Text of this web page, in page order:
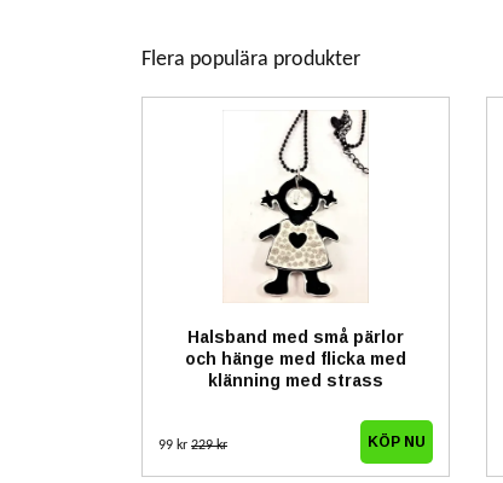
Flera populära produkter
Halsband med små pärlor
och hänge med flicka med
klänning med strass
99 kr 229 kr